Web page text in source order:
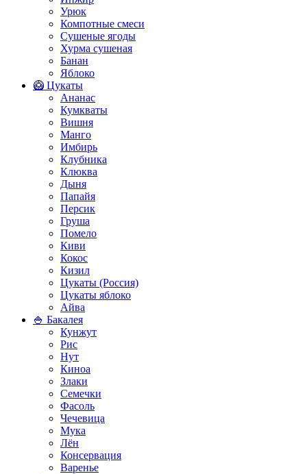
Урюк
Компотные смеси
Сушеные ягоды
Хурма сушеная
Банан
Яблоко
🥝 Цукаты
Ананас
Кумкваты
Вишня
Манго
Имбирь
Клубника
Клюква
Дыня
Папайя
Персик
Груша
Помело
Киви
Кокос
Кизил
Цукаты (Россия)
Цукаты яблоко
Айва
🍚 Бакалея
Кунжут
Рис
Нут
Киноа
Злаки
Семечки
Фасоль
Чечевица
Мука
Лён
Консервация
Варенье